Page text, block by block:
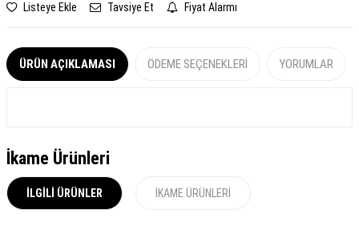
Listeye Ekle Tavsiye Et Fiyat Alarmı
ÜRÜN AÇIKLAMASI ÖDEME SEÇENEKLERI YORUMLAR
İkame Ürünleri
İLGILI ÜRÜNLER İKAME ÜRÜNLERI